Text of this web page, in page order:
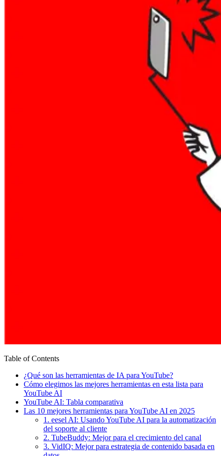
Table of Contents
¿Qué son las herramientas de IA para YouTube?
Cómo elegimos las mejores herramientas en esta lista para
YouTube AI
YouTube AI: Tabla comparativa
Las 10 mejores herramientas para YouTube AI en 2025
1. eesel AI: Usando YouTube AI para la automatización
del soporte al cliente
2. TubeBuddy: Mejor para el crecimiento del canal
3. VidIQ: Mejor para estrategia de contenido basada en